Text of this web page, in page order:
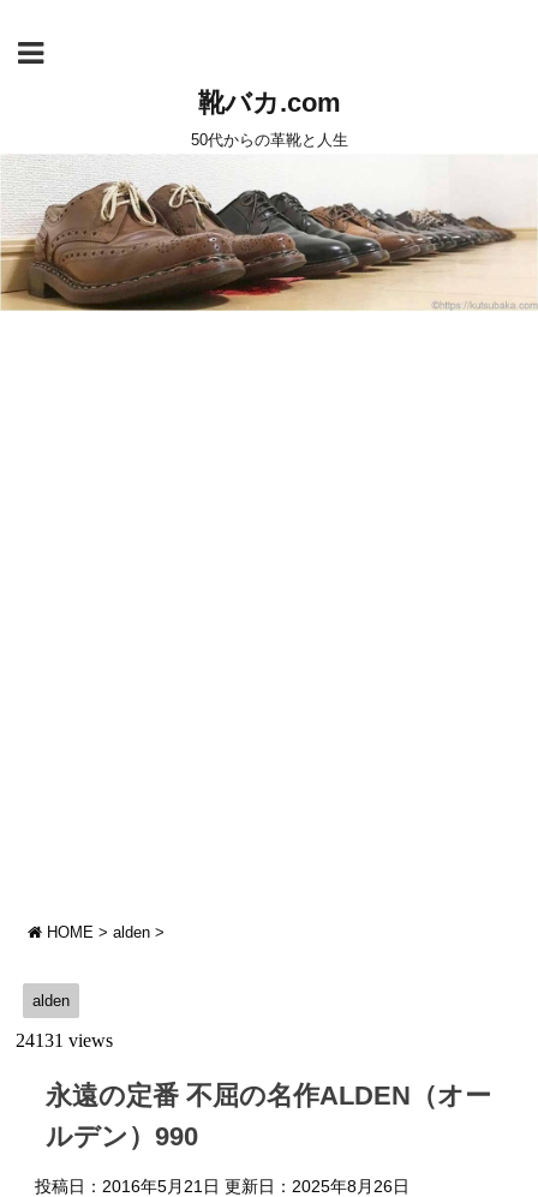
靴バカ.com
50代からの革靴と人生
HOME > alden >
alden
24131 views
永遠の定番 不屈の名作ALDEN（オー
ルデン）990
投稿日：2016年5月21日 更新日： 2025年8月26日